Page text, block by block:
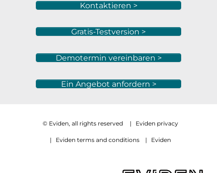
Kontaktieren >
Gratis-Testversion >
Demotermin vereinbaren >
Ein Angebot anfordern >
© Eviden, all rights reserved | Eviden privacy
| Eviden terms and conditions | Eviden